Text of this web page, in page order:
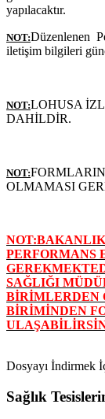
yapılacaktır.
NOT:Düzenlenen
iletişim bilgileri
NOT:LOHUSA
DAHİLDİR.
NOT:
OLMAMASI
PERFORMANS
SAĞLIĞI
BİRİMLERDEN
BİRİMİNDEN
Dosyayı İndirmek
Sağlık